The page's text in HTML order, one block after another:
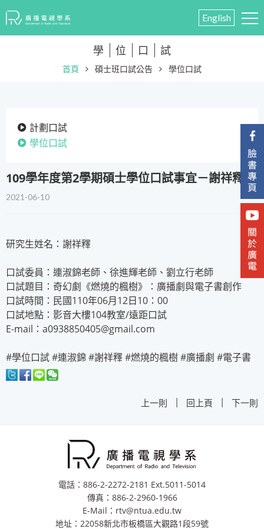
English
學 位 口 試
首頁 碩士班口試公告 學位口試
計劃口試
學位口試
109學年度第2學期碩士學位口試事宜－謝祥釋
2021-06-10
研究生姓名：謝祥釋
口試委員：連淑錦老師、徐進輝老師、劉立行老師
口試題目：奇幻劇《燃燒的楓樹》：廣播劇與電子書創作
口試時間：民國110年06月12日10：00
口試地點：影音大樓104教室/遠距口試
E-mail： a0938850405@gmail.com
#學位口試 #連淑錦 #謝祥釋 #燃燒的楓樹 #廣播劇 #電子書
上一則 | 回上頁 | 下一則
電話：886-2-2272-2181 Ext.5011-5014
傳真：886-2-2960-1966
E-Mail：rtv@ntua.edu.tw
地址：22058新北市板橋區大觀路1段59號